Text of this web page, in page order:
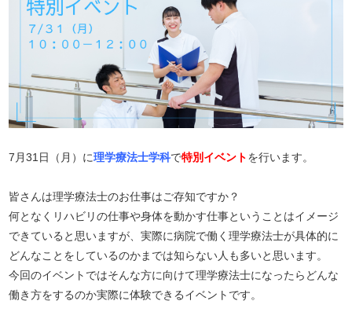
7月31日（月）に理学療法士学科で特別イベントを行います。
皆さんは理学療法士のお仕事はご存知ですか？
何となくリハビリの仕事や身体を動かす仕事ということはイメージ
できていると思いますが、実際に病院で働く理学療法士が具体的に
どんなことをしているのかまでは知らない人も多いと思います。
今回のイベントではそんな方に向けて理学療法士になったらどんな
働き方をするのか実際に体験できるイベントです。